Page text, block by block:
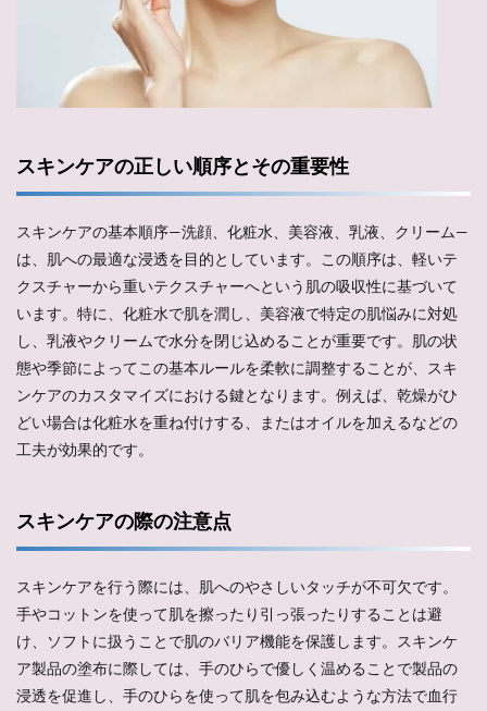
スキンケアの正しい順序とその重要性
スキンケアの基本順序—洗顔、化粧水、美容液、乳液、クリーム—
は、肌への最適な浸透を目的としています。この順序は、軽いテ
クスチャーから重いテクスチャーへという肌の吸収性に基づいて
います。特に、化粧水で肌を潤し、美容液で特定の肌悩みに対処
し、乳液やクリームで水分を閉じ込めることが重要です。肌の状
態や季節によってこの基本ルールを柔軟に調整することが、スキ
ンケアのカスタマイズにおける鍵となります。例えば、乾燥がひ
どい場合は化粧水を重ね付けする、またはオイルを加えるなどの
工夫が効果的です。
スキンケアの際の注意点
スキンケアを行う際には、肌へのやさしいタッチが不可欠です。
手やコットンを使って肌を擦ったり引っ張ったりすることは避
け、ソフトに扱うことで肌のバリア機能を保護します。スキンケ
ア製品の塗布に際しては、手のひらで優しく温めることで製品の
浸透を促進し、手のひらを使って肌を包み込むような方法で血行